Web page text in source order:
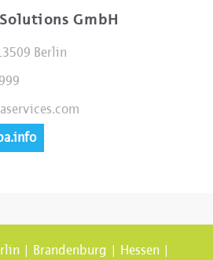
GmbH
Berlin
| Brandenburg | Hessen |